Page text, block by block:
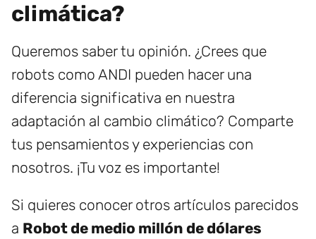
climática?
Queremos saber tu opinión. ¿Crees que
robots como ANDI pueden hacer una
diferencia significativa en nuestra
adaptación al cambio climático? Comparte
tus pensamientos y experiencias con
nosotros. ¡Tu voz es importante!
Si quieres conocer otros artículos parecidos
a Robot de medio millón de dólares